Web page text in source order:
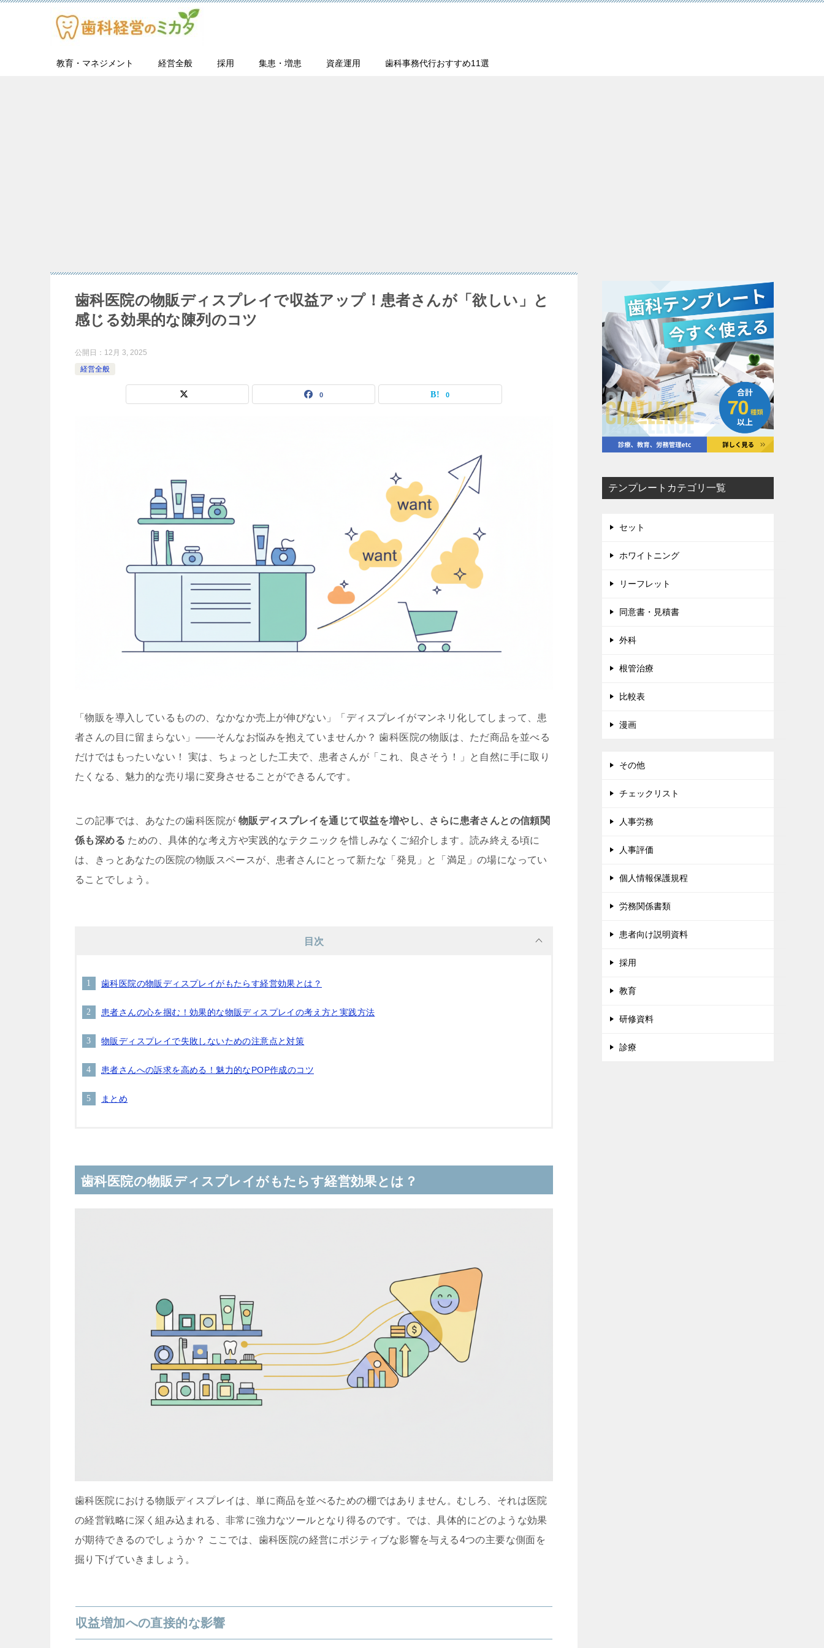
教育・マネジメント 経営全般 採用 集患・増患 資産運用 歯科事務代行おすすめ11選
歯科医院の物販ディスプレイで収益アップ！患者さんが「欲しい」と
感じる効果的な陳列のコツ
公開日： 12月 3, 2025
経営全般
0 0
「物販を導入しているものの、なかなか売上が伸びない」「ディスプレイがマンネリ化してしまって、患
者さんの目に留まらない」――そんなお悩みを抱えていませんか？ 歯科医院の物販は、ただ商品を並べる
だけではもったいない！ 実は、ちょっとした工夫で、患者さんが「これ、良さそう！」と自然に手に取り
たくなる、魅力的な売り場に変身させることができるんです。
この記事では、あなたの歯科医院が 物販ディスプレイを通じて収益を増やし、さらに患者さんとの信頼関
係も深める ための、具体的な考え方や実践的なテクニックを惜しみなくご紹介します。読み終える頃に
は、きっとあなたの医院の物販スペースが、患者さんにとって新たな「発見」と「満足」の場になってい
ることでしょう。
目次
歯科医院の物販ディスプレイがもたらす経営効果とは？
患者さんの心を掴む！効果的な物販ディスプレイの考え方と実践方法
物販ディスプレイで失敗しないための注意点と対策
患者さんへの訴求を高める！魅力的なPOP作成のコツ
まとめ
歯科医院の物販ディスプレイがもたらす経営効果とは？
歯科医院における物販ディスプレイは、単に商品を並べるための棚ではありません。むしろ、それは医院
の経営戦略に深く組み込まれる、非常に強力なツールとなり得るのです。では、具体的にどのような効果
が期待できるのでしょうか？ ここでは、歯科医院の経営にポジティブな影響を与える4つの主要な側面を
掘り下げていきましょう。
収益増加への直接的な影響
テンプレートカテゴリ一覧
セット
ホワイトニング
リーフレット
同意書・見積書
外科
根管治療
比較表
漫画
その他
チェックリスト
人事労務
人事評価
個人情報保護規程
労務関係書類
患者向け説明資料
採用
教育
研修資料
診療